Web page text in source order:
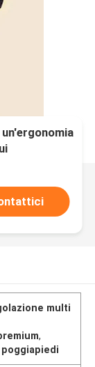
multi
,